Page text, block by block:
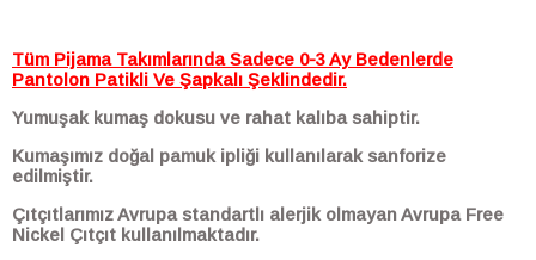
Tüm Pijama Takımlarında Sadece 0-3 Ay Bedenlerde
Pantolon Patikli Ve Şapkalı Şeklindedir.
Yumuşak kumaş dokusu ve rahat kalıba sahiptir.
Kumaşımız doğal pamuk ipliği kullanılarak sanforize
edilmiştir.
Çıtçıtlarımız Avrupa standartlı alerjik olmayan Avrupa Free
Nickel Çıtçıt kullanılmaktadır.